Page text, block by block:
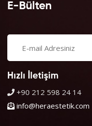
E-Bülten
Hızlı İletişim
+90 212 598 24 14
info@heraestetik.com